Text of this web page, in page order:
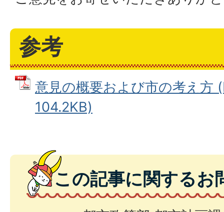
参考
意見の概要および市の考え方
104.2KB)
この記事に関するお